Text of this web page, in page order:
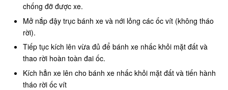
chống đỡ được xe.
Mở nắp đậy trục bánh xe và nới lỏng các ốc vít (không tháo
rời).
Tiếp tục kích lên vừa đủ để bánh xe nhấc khỏi mặt đất và
thao rời hoàn toàn đai ốc.
Kích hẳn xe lên cho bánh xe nhấc khỏi mặt đất và tiến hành
tháo rời ốc vít